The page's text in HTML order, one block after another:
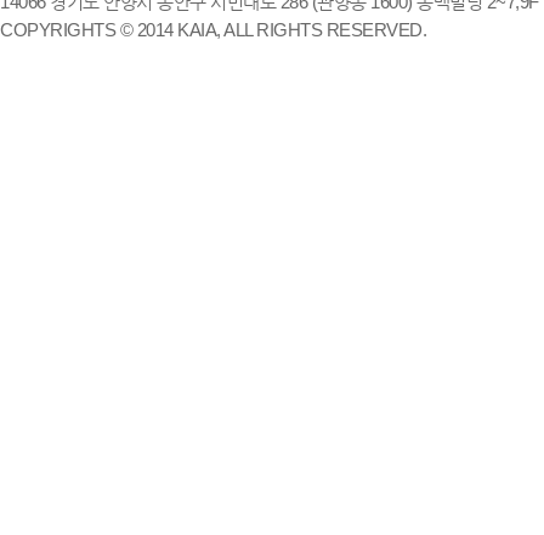
COPYRIGHTS © 2014 KAIA, ALL RIGHTS RESERVED.